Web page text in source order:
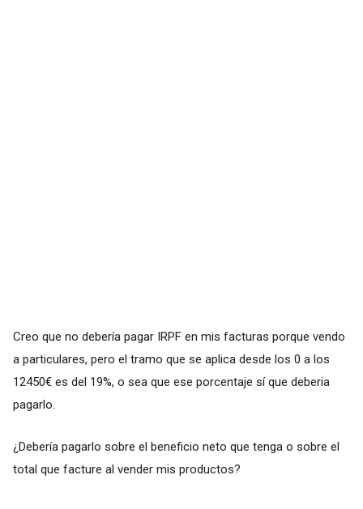
Creo que no debería pagar IRPF en mis facturas porque vendo
a particulares, pero el tramo que se aplica desde los 0 a los
12450€ es del 19%, o sea que ese porcentaje sí que deberia
pagarlo.
¿Debería pagarlo sobre el beneficio neto que tenga o sobre el
total que facture al vender mis productos?